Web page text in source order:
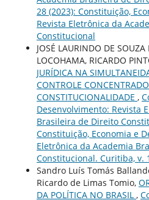
28 (2023): Constituição,
Revista Eletrônica da
Constitucional
JOSÉ LAURINDO DE
LOCOHAMA, RICARDO
JURÍDICA NA
CONTROLE
CONSTITUCIONALIDADE ,
Desenvolvimento: Revista
Brasileira de Direito
Constituição, Economia e
Eletrônica da Academia
Constitucional. Curitiba, v.
Sandro Luís Tomás
Ricardo de Limas Tomio,
DA POLÍTICA NO BRASIL ,